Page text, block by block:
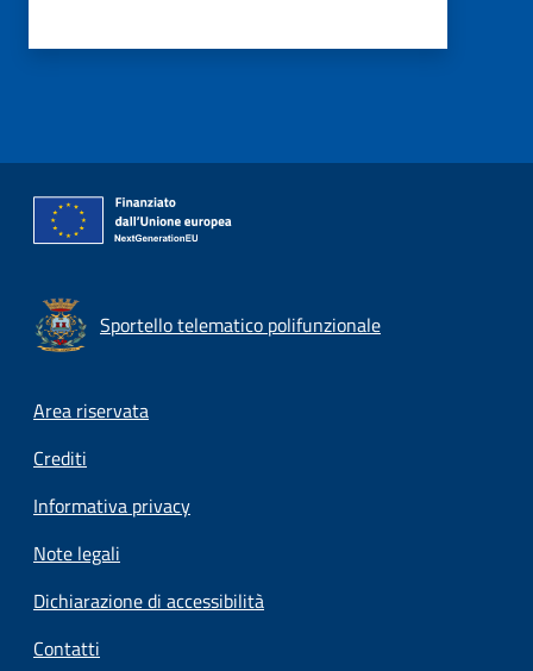
Sportello telematico polifunzionale
Footer menu
Area riservata
Crediti
Informativa privacy
Note legali
Dichiarazione di accessibilità
Contatti